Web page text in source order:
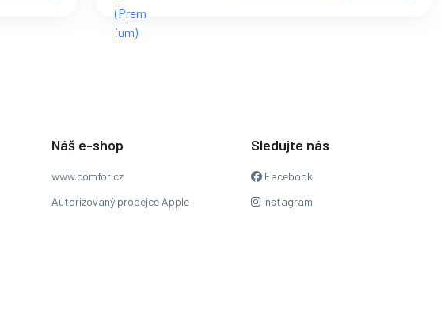
Náš e-shop
www.comfor.cz
Autorizovaný prodejce Apple
Sledujte nás
Facebook
Instagram